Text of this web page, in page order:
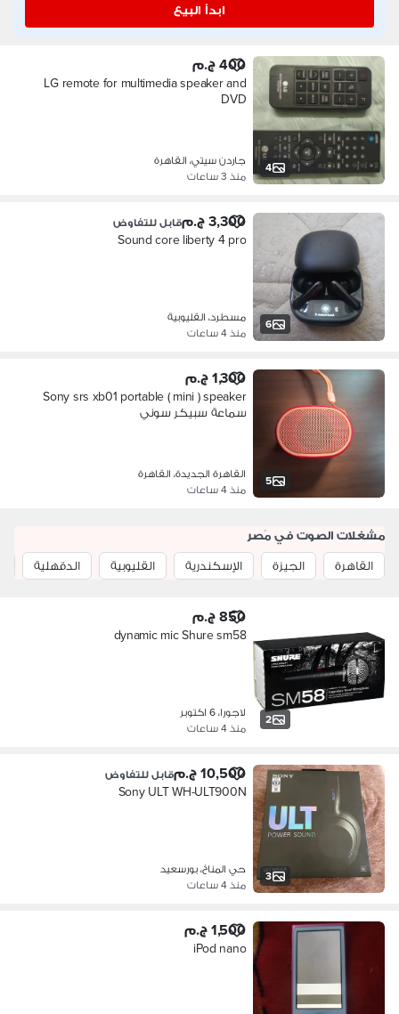
ابدأ البيع
4
400 ج.م
LG remote for multimedia speaker and
DVD
جاردن سيتي، القاهرة
منذ 3 ساعات
6
3,300 ج.م قابل للتفاوض
Sound core liberty 4 pro
مسطرد، القليوبية
منذ 4 ساعات
5
1,300 ج.م
Sony srs xb01 portable ( mini ) speaker
سماعة سبيكر سوني
القاهرة الجديدة، القاهرة
منذ 4 ساعات
مشغلات الصوت في مَصر
القاهرة
الجيزة الإسكندرية القليوبية الدقهلية
2
850 ج.م
dynamic mic Shure sm58
لاجورا، 6 اكتوبر
منذ 4 ساعات
3
10,500 ج.م قابل للتفاوض
Sony ULT WH-ULT900N
حي المناخ، بورسعيد
منذ 4 ساعات
1,500 ج.م
iPod nano